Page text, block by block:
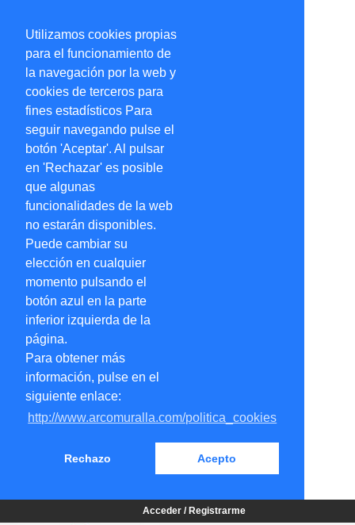
Utilizamos cookies propias
para el funcionamiento de
la navegación por la web y
cookies de terceros para
fines estadísticos Para
seguir navegando pulse el
botón 'Aceptar'. Al pulsar
en 'Rechazar' es posible
que algunas
funcionalidades de la web
no estarán disponibles.
Puede cambiar su
elección en cualquier
momento pulsando el
botón azul en la parte
inferior izquierda de la
página.
Para obtener más
información, pulse en el
siguiente enlace:
http://www.arcomuralla.com/politica_cookies
Rechazo Acepto
Acceder / Registrarme